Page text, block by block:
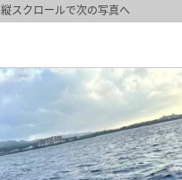
縦スクロールで次の写真へ